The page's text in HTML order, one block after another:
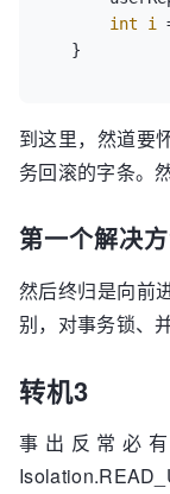
int
i
   }
到这里，然道要
务回滚的字条。
第一个解决
然后终归是向前
别，对事务锁、
转机3
事出反常必